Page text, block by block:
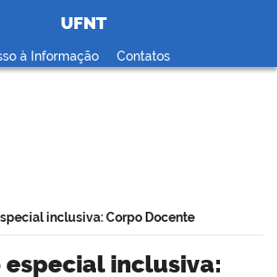
UFNT
à Informação Contatos
inclusiva: Corpo Docente